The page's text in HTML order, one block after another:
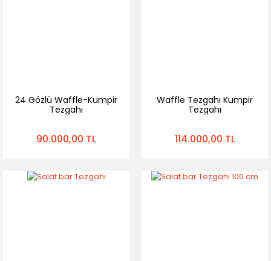
24 Gözlü Waffle-Kumpir
Tezgahı
90.000,00 TL
Waffle Tezgahı Kumpir
Tezgahı
114.000,00 TL